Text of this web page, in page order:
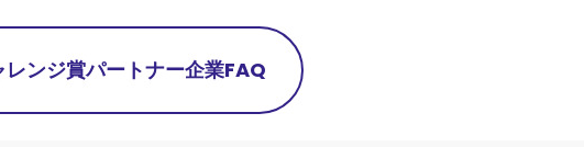
レンジ賞パートナー企業FAQ